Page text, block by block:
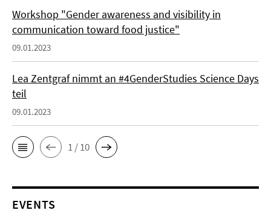
Workshop "Gender awareness and visibility in
communication toward food justice"
09.01.2023
Lea Zentgraf nimmt an #4GenderStudies Science Days
teil
09.01.2023
1 / 10
EVENTS